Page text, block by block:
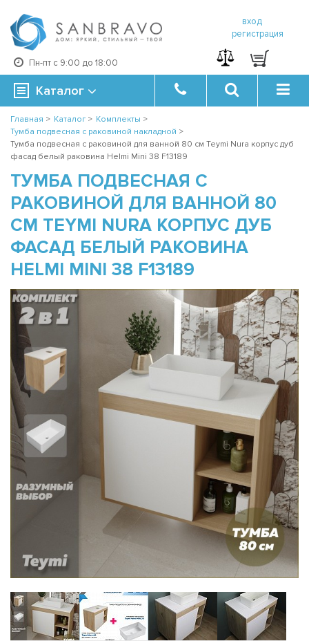
Пн-пт с 9:00 до 18:00
вход
регистрация
Каталог
Главная > Каталог > Комплекты >
Тумба подвесная с раковиной накладной >
Тумба подвесная с раковиной для ванной 80 см Teymi Nura корпус дуб
фасад белый раковина Helmi Mini 38 F13189
ТУМБА ПОДВЕСНАЯ С
РАКОВИНОЙ ДЛЯ ВАННОЙ 80
СМ TEYMI NURA КОРПУС ДУБ
ФАСАД БЕЛЫЙ РАКОВИНА
HELMI MINI 38 F13189